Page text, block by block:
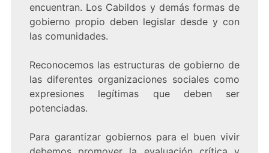
encuentran. Los Cabildos y demás formas de
gobierno propio deben legislar desde y con
las comunidades.
Reconocemos las estructuras de gobierno de
las diferentes organizaciones sociales como
expresiones legítimas que deben ser
potenciadas.
Para garantizar gobiernos para el buen vivir